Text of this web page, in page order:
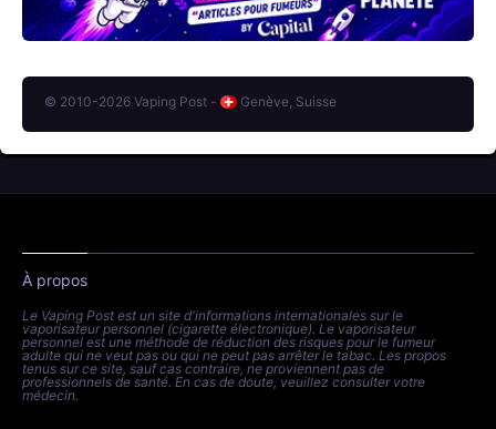
© 2010-2026 Vaping Post - Genève, Suisse
À propos
Le Vaping Post est un site d'informations internationales sur le
vaporisateur personnel (cigarette électronique). Le vaporisateur
personnel est une méthode de réduction des risques pour le fumeur
adulte qui ne veut pas ou qui ne peut pas arrêter le tabac. Les propos
tenus sur ce site, sauf cas contraire, ne proviennent pas de
professionnels de santé. En cas de doute, veuillez consulter votre
médecin.